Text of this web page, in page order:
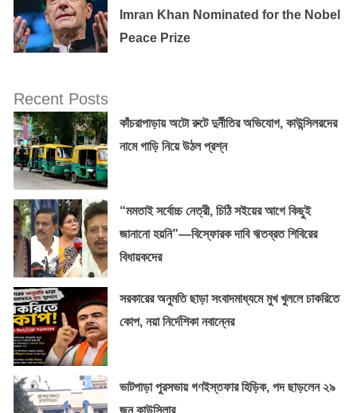
Imran Khan Nominated for the Nobel
Peace Prize
Recent Posts
কাঁচরাপাড়ায় অটো রুটে দুর্নীতির অভিযোগ, কাউন্সিলরদের
নামে গাড়ি নিয়ে উঠল প্রশ্ন
“মমতাই সর্বোচ্চ নেত্রী, চিঠি সইয়ের আগে কিছুই
জানানো হয়নি”—বিস্ফোরক দাবি ঋতব্রত শিবিরের
বিধায়কদের
সরকারের অনুমতি ছাড়া সংবাদমাধ্যমে মুখ খুললে চাকরিতে
কোপ, নয়া নির্দেশিকা নবান্নের
ভাটপাড়া পুরসভায় গণইস্তফার হিড়িক, পদ ছাড়লেন ২৯
জন কাউন্সিলার